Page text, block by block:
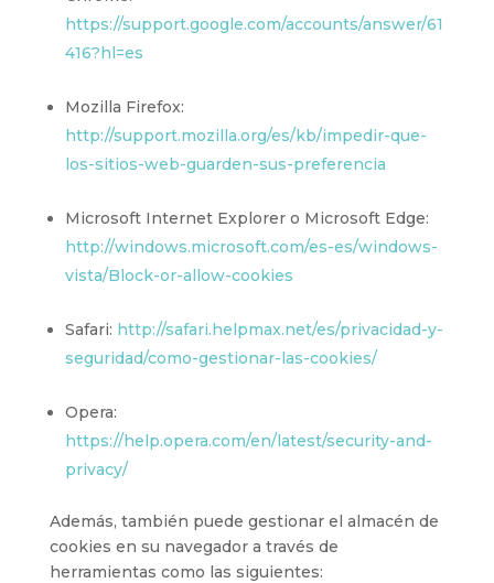
https://support.google.com/accounts/answer/61
416?hl=es
Mozilla Firefox:
http://support.mozilla.org/es/kb/impedir-que-
los-sitios-web-guarden-sus-preferencia
Microsoft Internet Explorer o Microsoft Edge:
http://windows.microsoft.com/es-es/windows-
vista/Block-or-allow-cookies
Safari: http://safari.helpmax.net/es/privacidad-y-
seguridad/como-gestionar-las-cookies/
Opera:
https://help.opera.com/en/latest/security-and-
privacy/
Además, también puede gestionar el almacén de
cookies en su navegador a través de
herramientas como las siguientes: